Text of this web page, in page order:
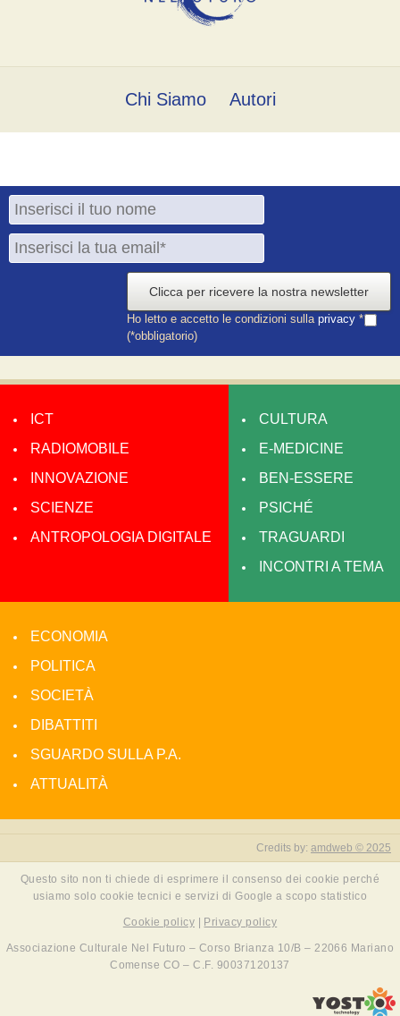
Chi Siamo Autori
Clicca per ricevere la nostra newsletter
Ho letto e accetto le condizioni sulla privacy *
(*obbligatorio)
ICT
RADIOMOBILE
INNOVAZIONE
SCIENZE
ANTROPOLOGIA DIGITALE
CULTURA
E-MEDICINE
BEN-ESSERE
PSICHÉ
TRAGUARDI
INCONTRI A TEMA
ECONOMIA
POLITICA
SOCIETÀ
DIBATTITI
SGUARDO SULLA P.A.
ATTUALITÀ
Credits by: amdweb © 2025
Questo sito non ti chiede di esprimere il consenso dei cookie perché
usiamo solo cookie tecnici e servizi di Google a scopo statistico
Cookie policy Privacy policy
Associazione Culturale Nel Futuro – Corso Brianza 10/B – 22066 Mariano
Comense CO – C.F. 90037120137